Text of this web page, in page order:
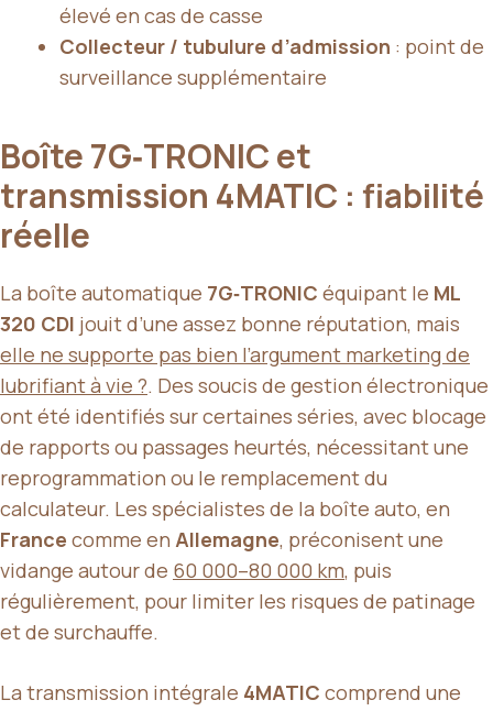
élevé en cas de casse
Collecteur / tubulure d’admission : point de
surveillance supplémentaire
Boîte 7G‑TRONIC et
transmission 4MATIC : fiabilité
réelle
La boîte automatique 7G‑TRONIC équipant le ML
320 CDI jouit d’une assez bonne réputation, mais
elle ne supporte pas bien l’argument marketing de
lubrifiant à vie ?. Des soucis de gestion électronique
ont été identifiés sur certaines séries, avec blocage
de rapports ou passages heurtés, nécessitant une
reprogrammation ou le remplacement du
calculateur. Les spécialistes de la boîte auto, en
France comme en Allemagne, préconisent une
vidange autour de 60 000–80 000 km, puis
régulièrement, pour limiter les risques de patinage
et de surchauffe.
La transmission intégrale 4MATIC comprend une